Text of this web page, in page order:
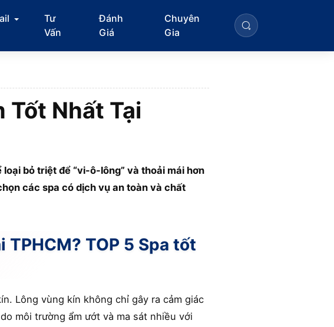
Tư
Vấn
Đánh
Giá
Chuyên
Gia
Tốt Nhất Tại
bỏ triệt để “vi-ô-lông” và thoải mái hơn
các spa có dịch vụ an toàn và chất
TOP 5 Spa tốt
Lông vùng kín không chỉ gây ra cảm giác
môi trường ẩm ướt và ma sát nhiều với